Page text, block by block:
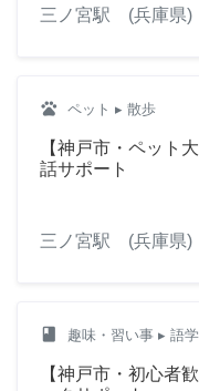
三ノ宮駅 (兵庫県)
pets ペット ▸ 散歩
【神戸市・ペット
話サポート
三ノ宮駅 (兵庫県)
class 趣味・習い事 ▸ 語学
【神戸市・初心者